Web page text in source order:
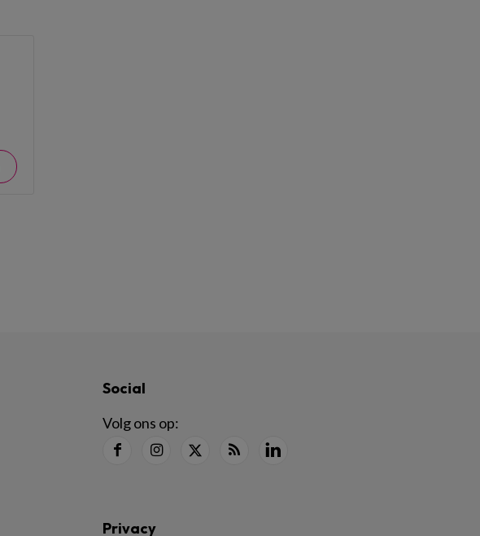
Social
Volg ons op:
Privacy